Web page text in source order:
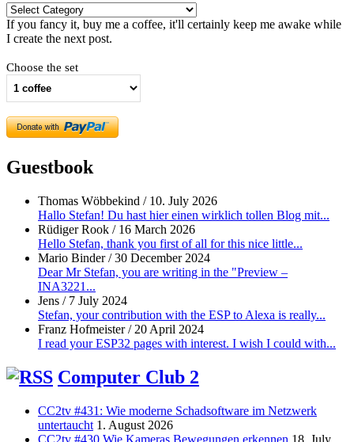
Categories
If you fancy it, buy me a coffee, it'll certainly keep me awake while
I create the next post.
Choose the set
Guestbook
Thomas Wöbbekind / 10. July 2026
Hallo Stefan! Du hast hier einen wirklich tollen Blog mit...
Rüdiger Rook / 16 March 2026
Hello Stefan, thank you first of all for this nice little...
Mario Binder/30 December 2024
Dear Mr Stefan, you are writing in the "Preview –
INA3221...
Jens / 7 July 2024
Stefan, your contribution with the ESP to Alexa is really...
Franz Hofmeister/ 20 April 2024
I read your ESP32 pages with interest. I wish I could with...
Computer Club 2
CC2tv #431: Wie moderne Schadsoftware im Netzwerk
untertaucht 1. August 2026
CC2tv #430 Wie Kameras Bewegungen erkennen 18. July